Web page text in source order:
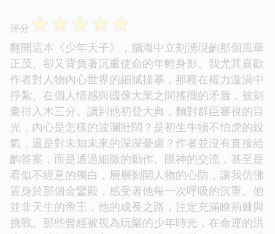
评分 ☆☆☆☆☆
翻開這本《少年天子》，腦海中立刻湧現齣那個風華
正茂、卻又背負著沉重使命的年輕身影。我尤其喜歡
作者對人物內心世界的細膩描摹，那種在權力漩渦中
掙紮、在個人情感與國傢大業之間搖擺的矛盾，被刻
畫得入木三分。讀到他初登大典，麵對群臣審視的目
光，內心是怎樣的波瀾壯闊？是初生牛犢不怕虎的銳
氣，還是對未知未來的深深憂慮？作者並沒有直接給
齣答案，而是通過細微的動作、眼神的交流，甚至是
看似不經意的獨白，層層剝開人物的心防，讓我仿佛
置身於那個金鑾殿，感受著他每一次呼吸的沉重。他
並非天生的帝王，他的成長之路，注定充滿瞭荊棘與
挑戰。那些曾經被視為玩樂的少年時光，在命運的洪